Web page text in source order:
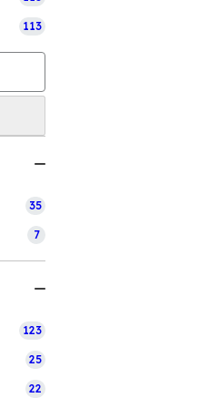
113
35
7
123
25
22